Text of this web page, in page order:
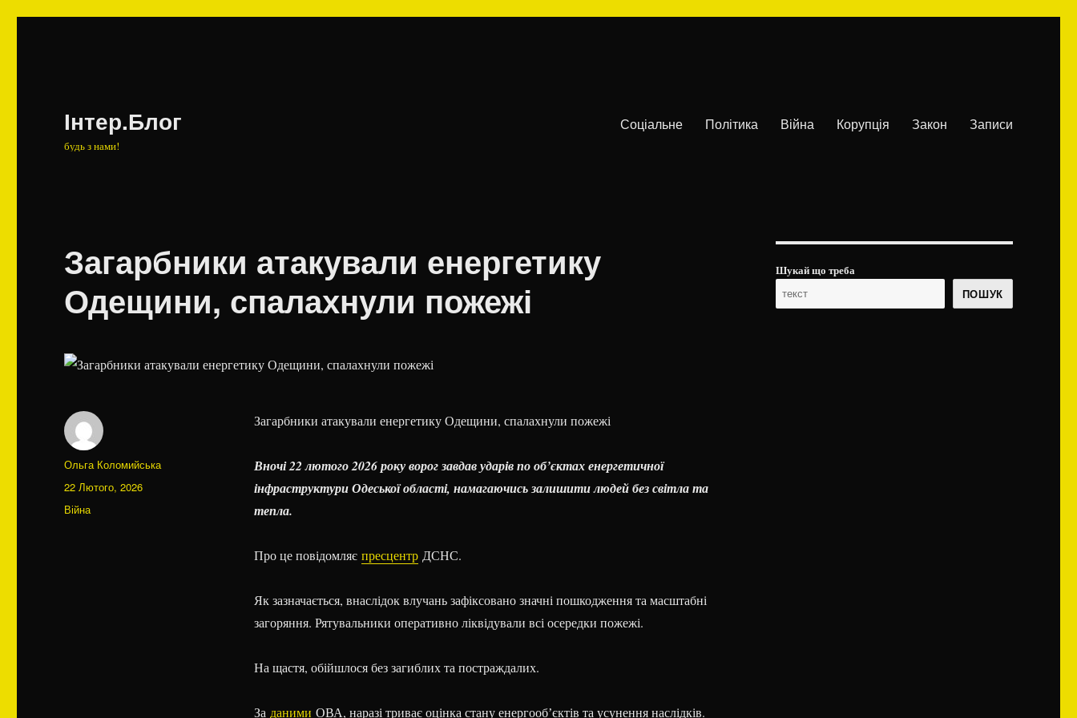
Інтер.Блог
будь з нами!
Соціальне Політика Війна Корупція Закон Записи
Загарбники атакували енергетику
Одещини, спалахнули пожежі
Загарбники атакували енергетику Одещини, спалахнули пожежі
Вночі 22 лютого 2026 року ворог завдав ударів по об’єктах енергетичної
інфраструктури Одеської області, намагаючись залишити людей без світла та
тепла.
Про це повідомляє пресцентрДСНС.
Як зазначається, внаслідок влучань зафіксовано значні пошкодження та масштабні
загоряння. Рятувальники оперативно ліквідували всі осередки пожежі.
На щастя, обійшлося без загиблих та постраждалих.
За даними ОВА, наразі триває оцінка стану енергообʼєктів та усунення наслідків.
Автор
Ольга Коломийська
Оприлюднено
22 Лютого, 2026
Категорії
Війна
Шукай що треба
ПОШУК